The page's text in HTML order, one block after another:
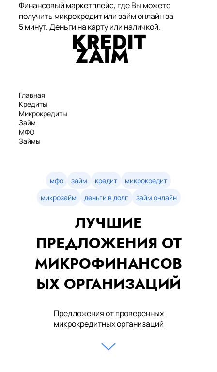
Финансовый маркетплейс, где Вы можете
получить микрокредит или займ онлайн за
5 минут. Деньги на карту или наличкой.
Главная
Кредиты
Микрокредиты
Займ
МФО
Займы
Займы онлайн
Денежные кредиты
мфо займ кредит
микрокредит
микрозайм
деньги в долг займ онлайн
ЛУЧШИЕ
ПРЕДЛОЖЕНИЯ ОТ
МИКРОФИНАНСОВ
ЫХ ОРГАНИЗАЦИЙ
Предложения от проверенных
микрокредитных организаций